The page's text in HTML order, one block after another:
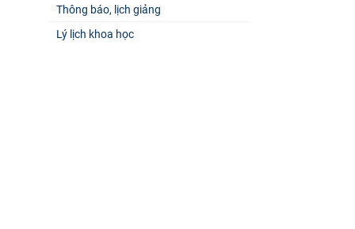
Thông báo, lịch giảng
Lý lịch khoa học